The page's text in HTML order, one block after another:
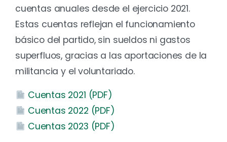
cuentas anuales desde el ejercicio 2021.
Estas cuentas reflejan el funcionamiento
básico del partido, sin sueldos ni gastos
superfluos, gracias a las aportaciones de la
militancia y el voluntariado.
Cuentas 2021 (PDF)
Cuentas 2022 (PDF)
Cuentas 2023 (PDF)